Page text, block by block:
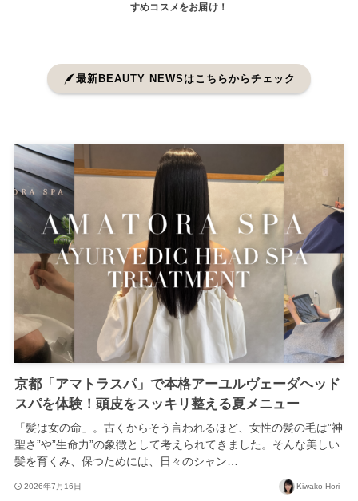
すめコスメをお届け！
最新BEAUTY NEWSはこちらからチェック
京都「アマトラスパ」で本格アーユルヴェーダヘッド
スパを体験！頭皮をスッキリ整える夏メニュー
「髪は女の命」。古くからそう言われるほど、女性の髪の毛は”神
聖さ”や”生命力”の象徴として考えられてきました。そんな美しい
髪を育くみ、保つためには、日々のシャン…
2026年7月16日 Kiwako Hori